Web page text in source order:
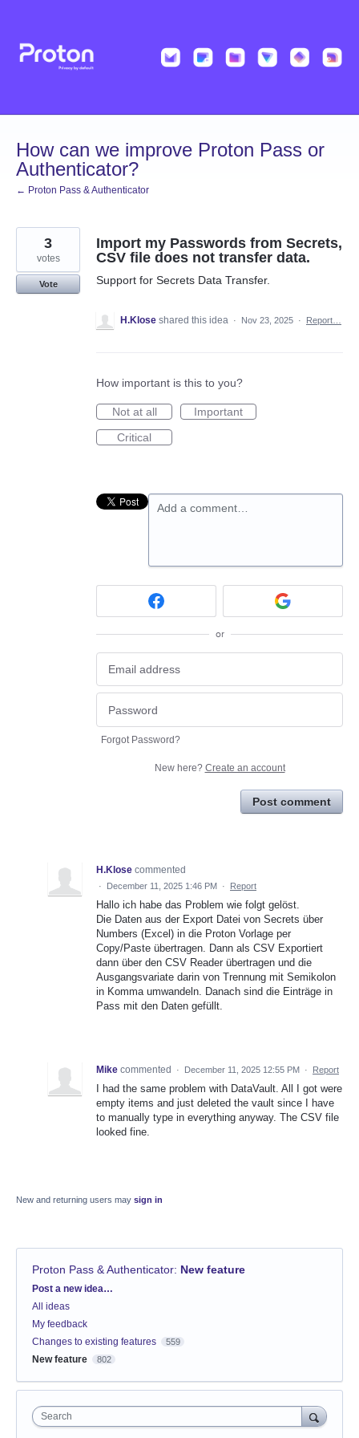
content
How can we improve Proton Pass or
Authenticator?
← Proton Pass & Authenticator
Import my Passwords from Secrets,
CSV file does not transfer data.
Support for Secrets Data Transfer.
3
votes
Vote
H.Klose shared this idea · Nov 23, 2025 · Report…
How important is this to you?
Not at all
Important
Critical
Add a comment…
or
Forgot Password?
New here? Create an account
Post comment
H.Klose commented
· December 11, 2025 1:46 PM · Report
Hallo ich habe das Problem wie folgt gelöst.
Die Daten aus der Export Datei von Secrets über
Numbers (Excel) in die Proton Vorlage per
Copy/Paste übertragen. Dann als CSV Exportiert
dann über den CSV Reader übertragen und die
Ausgangsvariate darin von Trennung mit Semikolon
in Komma umwandeln. Danach sind die Einträge in
Pass mit den Daten gefüllt.
Mike commented · December 11, 2025 12:55 PM · Report
I had the same problem with DataVault. All I got were
empty items and just deleted the vault since I have
to manually type in everything anyway. The CSV file
looked fine.
New and returning users may sign in
Proton Pass & Authenticator: New feature
Categories
Post a new idea…
All ideas
My feedback
Changes to existing features
559
New feature 802
Search